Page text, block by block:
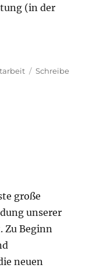
(in der
Schreibe
große
unserer
Zu Beginn
neuen